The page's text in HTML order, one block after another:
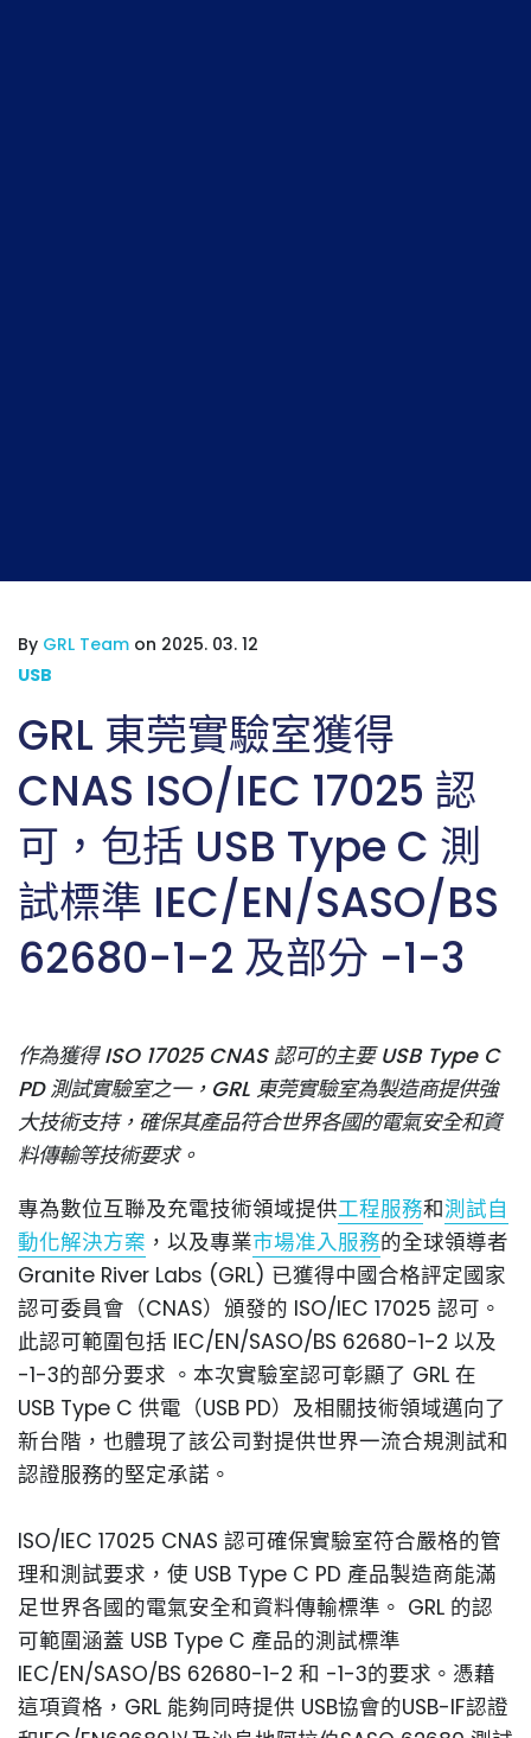
By GRL Team on 2025. 03. 12
USB
GRL 東莞實驗室獲得
CNAS ISO/IEC 17025 認
可，包括 USB Type C 測
試標準 IEC/EN/SASO/BS
62680-1-2 及部分 -1-3
作為獲得 ISO 17025 CNAS 認可的主要 USB Type C
PD 測試實驗室之一，GRL 東莞實驗室為製造商提供強
大技術支持，確保其產品符合世界各國的電氣安全和資
料傳輸等技術要求。
專為數位互聯及充電技術領域提供工程服務和測試自
動化解決方案 ，以及專業市場准入服務的全球領導者
Granite River Labs (GRL) 已獲得中國合格評定國家
認可委員會（CNAS）頒發的 ISO/IEC 17025 認可。
此認可範圍包括 IEC/EN/SASO/BS 62680-1-2 以及
-1-3的部分要求 。本次實驗室認可彰顯了 GRL 在
USB Type C 供電（USB PD）及相關技術領域邁向了
新台階，也體現了該公司對提供世界一流合規測試和
認證服務的堅定承諾。
ISO/IEC 17025 CNAS 認可確保實驗室符合嚴格的管
理和測試要求，使 USB Type C PD 產品製造商能滿
足世界各國的電氣安全和資料傳輸標準。 GRL 的認
可範圍涵蓋 USB Type C 產品的測試標準
IEC/EN/SASO/BS 62680-1-2 和 -1-3的要求。憑藉
這項資格，GRL 能夠同時提供 USB協會的USB-IF認證